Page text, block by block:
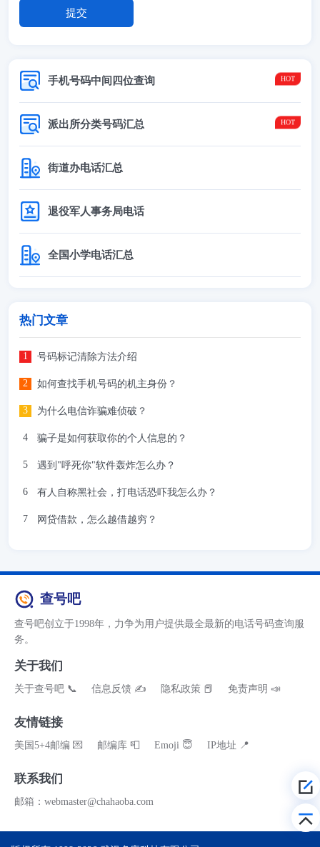
手机号码中间四位查询
派出所分类号码汇总
街道办电话汇总
退役军人事务局电话
全国小学电话汇总
热门文章
号码标记清除方法介绍
如何查找手机号码的机主身份？
为什么电信诈骗难侦破？
骗子是如何获取你的个人信息的？
遇到"呼死你"软件轰炸怎么办？
有人自称黑社会，打电话恐吓我怎么办？
网贷借款，怎么越借越穷？
查号吧
查号吧创立于1998年，力争为用户提供最全最新的电话号码查询服
务。
关于我们
关于查号吧 📞 信息反馈 ✍ 隐私政策 📕 免责声明 📣
友情链接
美国5+4邮编 💌 邮编库 📮 Emoji 😇 IP地址 📍
联系我们
邮箱：webmaster@chahaoba.com